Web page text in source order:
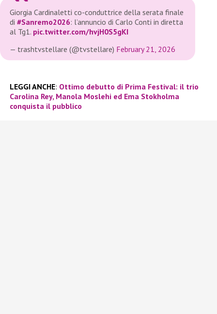
Giorgia Cardinaletti co-conduttrice della serata finale
di #Sanremo2026: l’annuncio di Carlo Conti in diretta
al Tg1. pic.twitter.com/hvjH0S5gKI
— trashtvstellare (@tvstellare) February 21, 2026
LEGGI ANCHE: Ottimo debutto di Prima Festival: il trio
Carolina Rey, Manola Moslehi ed Ema Stokholma
conquista il pubblico